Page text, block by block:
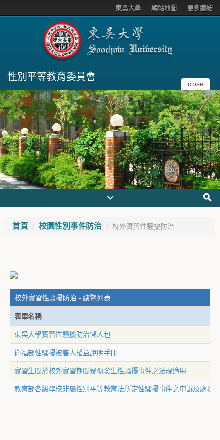
東吳大學 網站地圖 更多連結
性別平等教育委員會
close
首頁 校園性別事件防治 校外實習性騷擾防治
校外實習性騷擾防治 - 總覽列表
表單名稱
東吳大學實習性騷擾防治懶人包
衛福部性騷擾被害人權益說明手冊
實習生間於校外實習期間疑似發生性騷擾事件之法規適用
教育部各級學校非屬性別平等教育法所定性騷擾事件之申訴及處理